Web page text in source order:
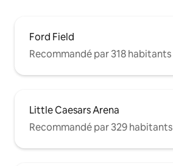
Ford Field
Recommandé par 318 habitants
Little Caesars Arena
Recommandé par 329 habitants